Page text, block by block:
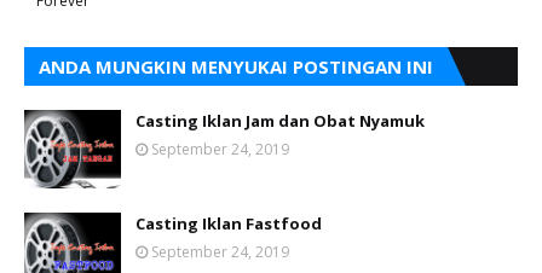
ANDA MUNGKIN MENYUKAI POSTINGAN INI
Casting Iklan Jam dan Obat Nyamuk
September 24, 2019
Casting Iklan Fastfood
September 24, 2019